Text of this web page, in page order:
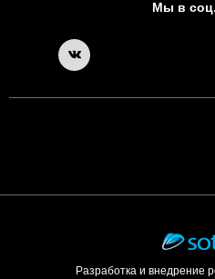
Мы в
Разработка и внедрение